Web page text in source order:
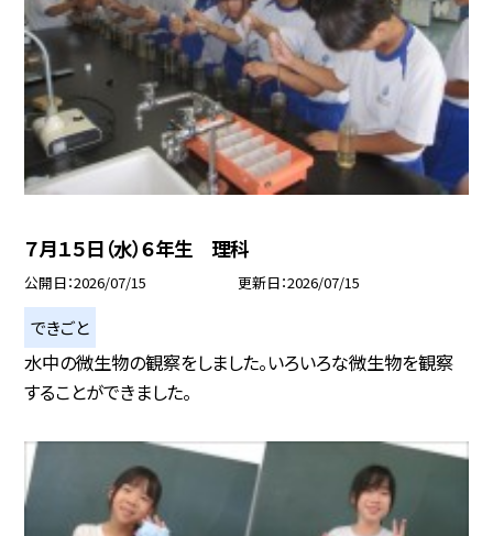
７月１５日（水）６年生 理科
公開日 2026/07/15 更新日 2026/07/15
できごと
水中の微生物の観察をしました。いろいろな微生物を観察
することができました。